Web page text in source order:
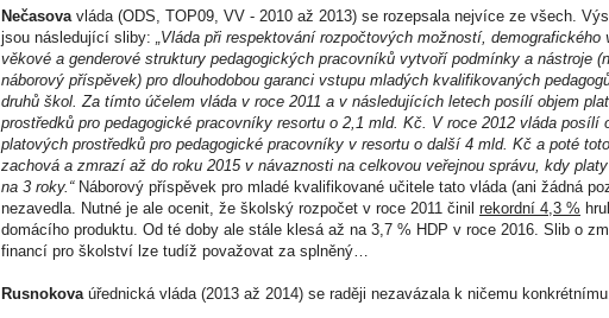
Nečasova vláda (ODS, TOP09, VV - 2010 až 2013) se rozepsala nejvíce ze všech.
jsou následující sliby:
„Vláda při respektování rozpočtových možností, demografického
věkové a genderové struktury pedagogických pracovníků vytvoří podmínky a nástroje
náborový příspěvek) pro dlouhodobou garanci vstupu mladých kvalifikovaných
druhů škol. Za tímto účelem vláda v roce 2011 a v následujících letech posílí objem
prostředků pro pedagogické pracovníky resortu o 2,1 mld. Kč. V roce 2012 vláda posílí
platových prostředků pro pedagogické pracovníky v resortu o další 4 mld. Kč a poté
zachová a zmrazí až do roku 2015 v návaznosti na celkovou veřejnou správu, kdy
na 3 roky.“Náborový příspěvek pro mladé kvalifikované učitele tato vláda (ani žádná
nezavedla. Nutné je ale ocenit, že školský rozpočet v roce 2011 činil rekordní 4,3 %
domácího produktu. Od té doby ale stále klesá až na 3,7 % HDP v roce 2016. Slib o
financí pro školství lze tudíž považovat za splněný…
Rusnokova úřednická vláda (2013 až 2014) se raději nezavázala k ničemu konkrétnímu.